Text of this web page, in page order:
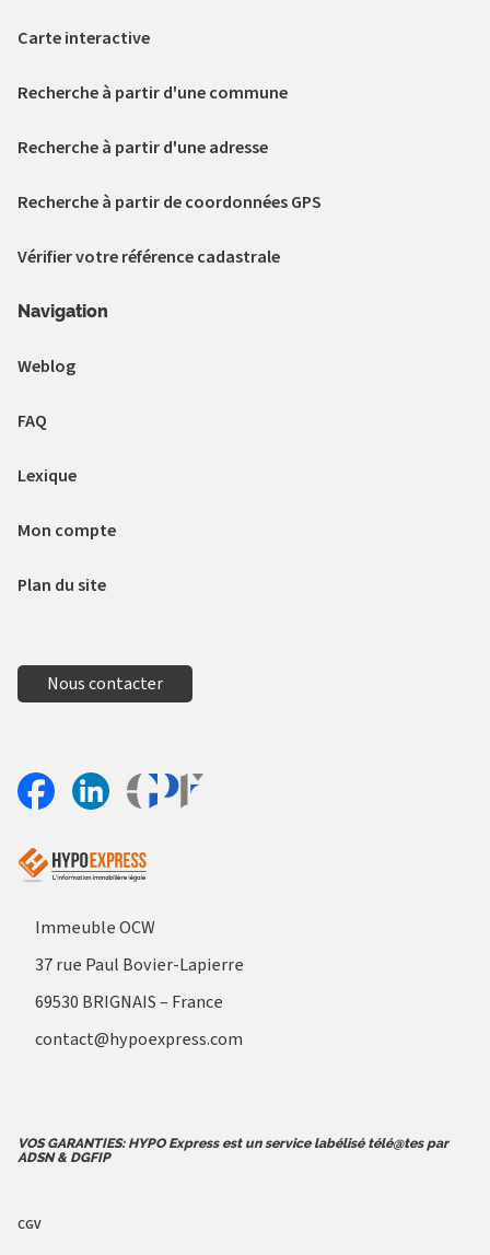
Carte interactive
Recherche à partir d'une commune
Recherche à partir d'une adresse
Recherche à partir de coordonnées GPS
Vérifier votre référence cadastrale
Navigation
Weblog
FAQ
Lexique
Mon compte
Plan du site
Nous contacter
Immeuble OCW
37 rue Paul Bovier-Lapierre
69530 BRIGNAIS – France
contact@hypoexpress.com
VOS GARANTIES: HYPO Express est un service labélisé télé@tes par
ADSN & DGFIP
CGV